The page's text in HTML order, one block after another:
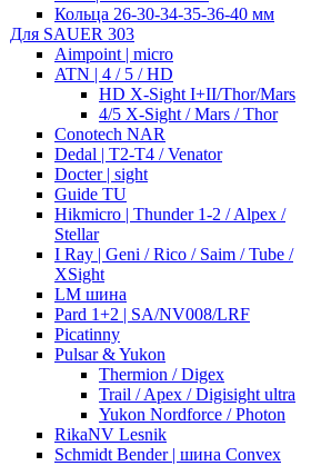
Кольца 26-30-34-35-36-40 мм
Для SAUER 303
Aimpoint | micro
ATN | 4 / 5 / HD
HD X-Sight I+II/Thor/Mars
4/5 X-Sight / Mars / Thor
Conotech NAR
Dedal | T2-T4 / Venator
Docter | sight
Guide TU
Hikmicro | Thunder 1-2 / Alpex /
Stellar
I Ray | Geni / Rico / Saim / Tube /
XSight
LM шина
Pard 1+2 | SA/NV008/LRF
Picatinny
Pulsar & Yukon
Thermion / Digex
Trail / Apex / Digisight ultra
Yukon Nordforce / Photon
RikaNV Lesnik
Schmidt Bender | шина Convex